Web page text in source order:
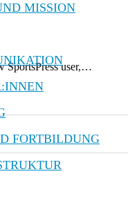
MISSION
FORTBILDUNG
SportsPress user,…